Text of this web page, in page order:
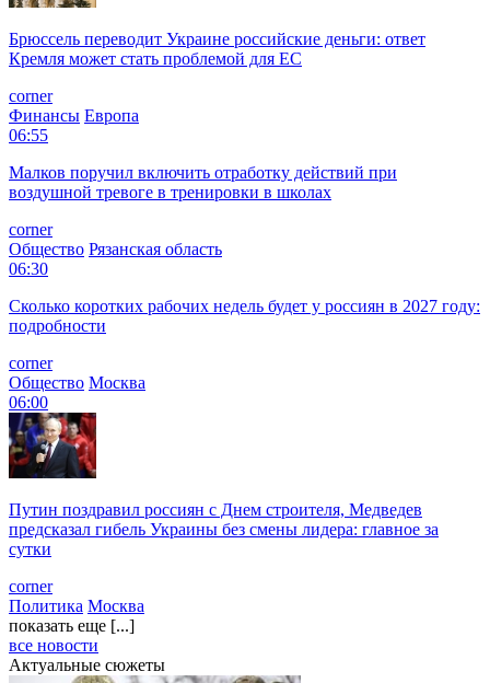
Брюссель переводит Украине российские деньги: ответ
Кремля может стать проблемой для EC
corner
Финансы Европа
06:55
Малков поручил включить отработку действий при
воздушной тревоге в тренировки в школах
corner
Общество Рязанская область
06:30
Сколько коротких рабочих недель будет у россиян в 2027 году:
подробности
corner
Общество Москва
06:00
Путин поздравил россиян с Днем строителя, Медведев
предсказал гибель Украины без смены лидера: главное за
сутки
corner
Политика Москва
показать еще [...]
все новости
Актуальные сюжеты